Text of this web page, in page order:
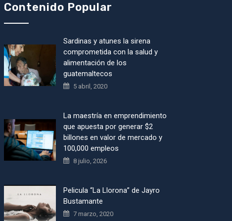
Contenido Popular
Sardinas y atunes la sirena
comprometida con la salud y
alimentación de los
guatemaltecos
5 abril, 2020
La maestría en emprendimiento
que apuesta por generar $2
billones en valor de mercado y
100,000 empleos
8 julio, 2026
Pelicula “La Llorona” de Jayro
Bustamante
7 marzo, 2020